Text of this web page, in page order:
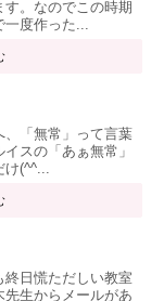
。なのでこの時期
度作った...
、「無常」って言葉
スの「あぁ無常」
(^^...
日慌ただしい教室
生からメールがあ